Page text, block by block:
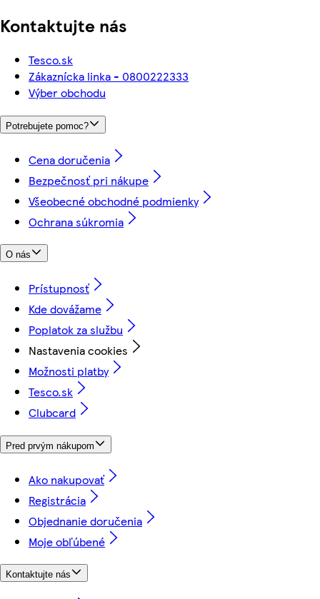
Kontaktujte nás
Tesco.sk
Zákaznícka linka - 0800222333
Výber obchodu
Potrebujete pomoc?
Cena doručenia
Bezpečnosť pri nákupe
Všeobecné obchodné podmienky
Ochrana súkromia
O nás
Prístupnosť
Kde dovážame
Poplatok za službu
Nastavenia cookies
Možnosti platby
Tesco.sk
Clubcard
Pred prvým nákupom
Ako nakupovať
Registrácia
Objednanie doručenia
Moje obľúbené
Kontaktujte nás